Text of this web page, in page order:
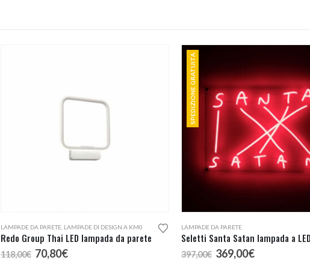
LAMPADE DA PARETE LAMPADE DI DESIGN A KM0
Redo Group Thai LED lampada da parete
118,00€ Il
prezzo
70,80€Il
SPEDIZIONE GRATUITA
LAMPADE DA PARETE
Seletti Santa Satan lampada a LED
397,00€ Il
prezzo
369,00€Il